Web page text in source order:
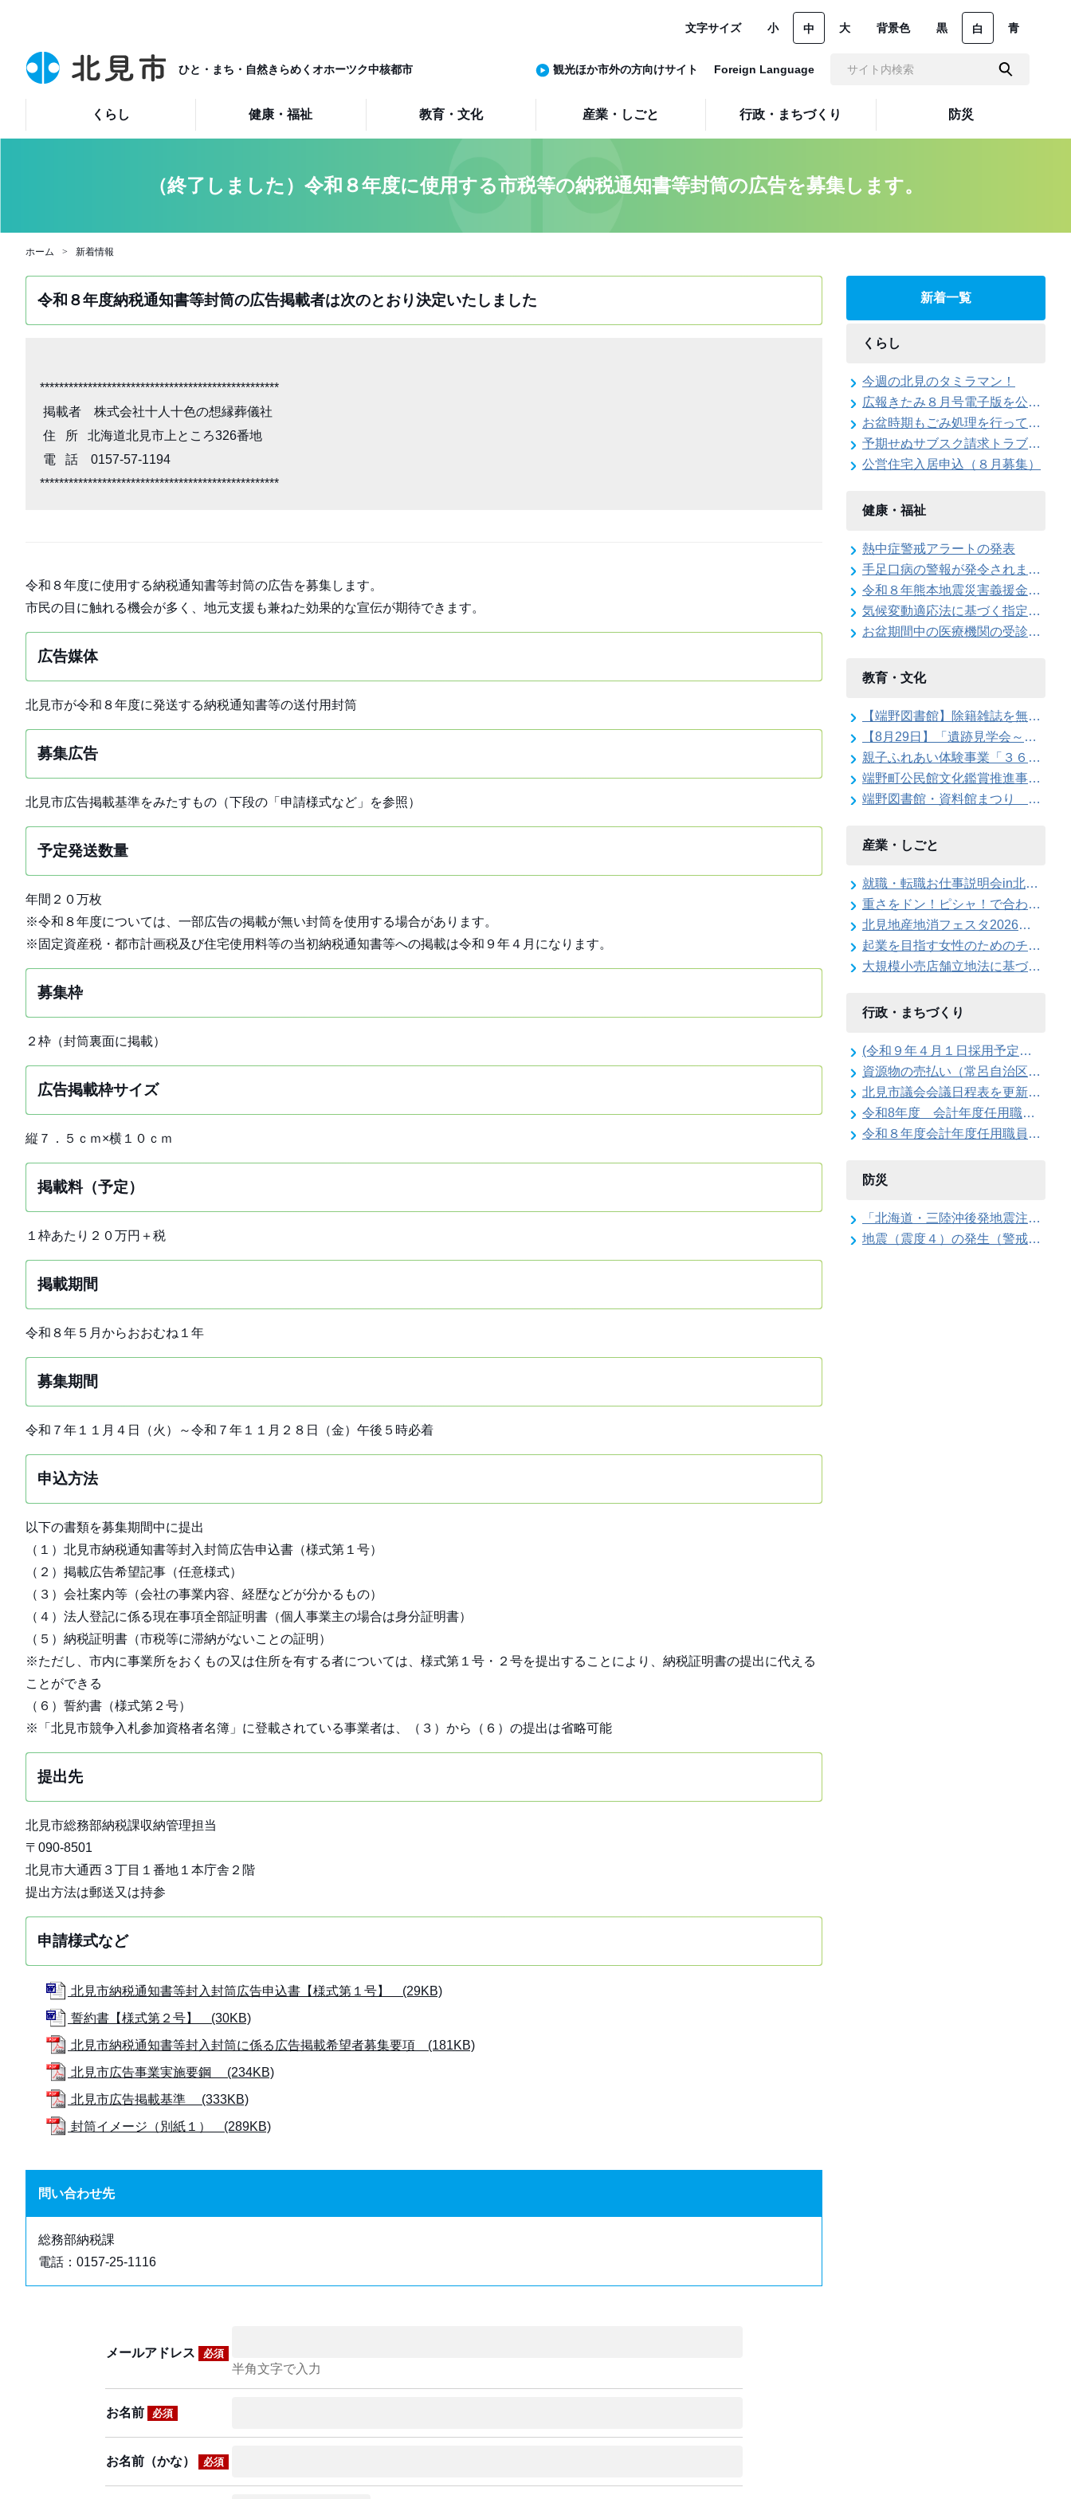
ひと・まち・自然きらめくオホーツク中核都市
くらし 健康・福祉 教育・文化 産業・しごと 行政・まちづくり 防災
文字サイズ 小 中 大 背景色 黒 白 青
観光ほか市外の方向けサイト Foreign Language
（終了しました）令和８年度に使用する市税等の納税通知書等封筒の広告を募集します。
ホーム 新着情報
令和８年度納税通知書等封筒の広告掲載者は次のとおり決定いたしました
**************************************************
**************************************************
令和８年度に使用する納税通知書等封筒の広告を募集します。
市民の目に触れる機会が多く、地元支援も兼ねた効果的な宣伝が期待できます。
広告媒体
北見市が令和８年度に発送する納税通知書等の送付用封筒
募集広告
北見市広告掲載基準をみたすもの（下段の「申請様式など」を参照）
予定発送数量
年間２０万枚
※令和８年度については、一部広告の掲載が無い封筒を使用する場合があります。
※固定資産税・都市計画税及び住宅使用料等の当初納税通知書等への掲載は令和９年４月になります。
募集枠
２枠（封筒裏面に掲載）
広告掲載枠サイズ
縦７．５ｃｍ×横１０ｃｍ
掲載料（予定）
１枠あたり２０万円＋税
掲載期間
令和８年５月からおおむね１年
募集期間
令和７年１１月４日（火）～令和７年１１月２８日（金）午後５時必着
申込方法
以下の書類を募集期間中に提出
（１）北見市納税通知書等封入封筒広告申込書（様式第１号）
（２）掲載広告希望記事（任意様式）
（３）会社案内等（会社の事業内容、経歴などが分かるもの）
（４）法人登記に係る現在事項全部証明書（個人事業主の場合は身分証明書）
（５）納税証明書（市税等に滞納がないことの証明）
※ただし、市内に事業所をおくもの又は住所を有する者については、様式第１号・２号を提出することにより、納税証明書の提出に代える
ことができる
（６）誓約書（様式第２号）
※「北見市競争入札参加資格者名簿」に登載されている事業者は、（３）から（６）の提出は省略可能
提出先
北見市総務部納税課収納管理担当
〒090-8501
北見市大通西３丁目１番地１本庁舎２階
提出方法は郵送又は持参
申請様式など
北見市納税通知書等封入封筒広告申込書【様式第１号】 (29KB)
誓約書【様式第２号】 (30KB)
北見市納税通知書等封入封筒に係る広告掲載希望者募集要項 (181KB)
北見市広告事業実施要鋼 (234KB)
北見市広告掲載基準 (333KB)
封筒イメージ（別紙１） (289KB)
問い合わせ先
総務部納税課
電話：0157-25-1116
メールアドレス 必須
半角文字で入力
お名前 必須
お名前（かな） 必須
新着一覧
くらし
今週の北見のタミラマン！
広報きたみ８月号電子版を公開しました
お盆時期もごみ処理を行っています
予期せぬサブスク請求トラブルに注意！
公営住宅入居申込（８月募集）
健康・福祉
熱中症警戒アラートの発表
手足口病の警報が発令されました
令和８年熊本地震災害義援金を受け付けています
気候変動適応法に基づく指定暑熱避難施設に係る協定締結式を開催しました
お盆期間中の医療機関の受診について
教育・文化
【端野図書館】除籍雑誌を無料配布します
【8月29日】「遺跡見学会～東京大学の遺跡発掘現場を特別公開」参加者を募集します
親子ふれあい体験事業「３６０度の大パノラマ！親子で仁頃登山」の参加者募集のお知らせ
端野町公民館文化鑑賞推進事業「石田泰尚ヴァイオリンリサイタル」を開催します
端野図書館・資料館まつり ボランティアスタッフ大募集！
産業・しごと
就職・転職お仕事説明会in北見を開催します
重さをドン！ピシャ！で合わせろ てんびんゲ～ムの参加者を募集します（北見地産地消フェスタ2026）
北見地産地消フェスタ2026のステージイベント出演者を募集します
起業を目指す女性のためのチャレンジショップを開催します！
大規模小売店舗立地法に基づく届出書の縦覧を行っています
行政・まちづくり
(令和９年４月１日採用予定）北見市職員採用候補者試験（Ａ日程）第１次試験合格発表
資源物の売払い（常呂自治区が回収した鉄くず）
北見市議会会議日程表を更新しました
令和8年度 会計年度任用職員（上下水道局 公営企業契約管理事務員）の募集
令和８年度会計年度任用職員（給食調理補助員）の募集（常呂学校給食センター）
防災
「北海道・三陸沖後発地震注意情報」の特別な注意の呼び掛け期間の終了
地震（震度４）の発生（警戒配備体制の解除）